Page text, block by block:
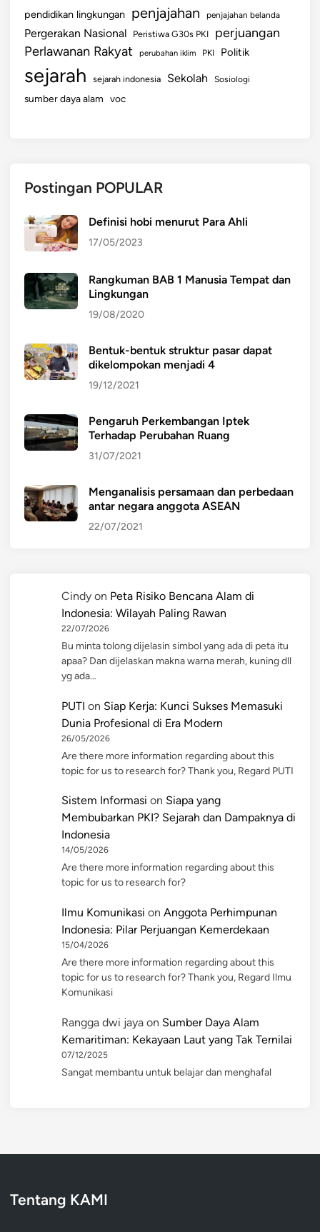
pendidikan lingkungan penjajahan penjajahan belanda
Pergerakan Nasional Peristiwa G30s PKI perjuangan
Perlawanan Rakyat perubahan iklim PKI Politik
sejarah sejarah indonesia Sekolah Sosiologi
sumber daya alam voc
Postingan POPULAR
Definisi hobi menurut Para Ahli
17/05/2023
Rangkuman BAB 1 Manusia Tempat dan
Lingkungan
19/08/2020
Bentuk-bentuk struktur pasar dapat
dikelompokan menjadi 4
19/12/2021
Pengaruh Perkembangan Iptek
Terhadap Perubahan Ruang
31/07/2021
Menganalisis persamaan dan perbedaan
antar negara anggota ASEAN
22/07/2021
Cindy on Peta Risiko Bencana Alam di
Indonesia: Wilayah Paling Rawan
22/07/2026
Bu minta tolong dijelasin simbol yang ada di peta itu
apaa? Dan dijelaskan makna warna merah, kuning dll
yg ada…
PUTI on Siap Kerja: Kunci Sukses Memasuki
Dunia Profesional di Era Modern
26/05/2026
Are there more information regarding about this
topic for us to research for? Thank you, Regard PUTI
Sistem Informasi on Siapa yang
Membubarkan PKI? Sejarah dan Dampaknya di
Indonesia
14/05/2026
Are there more information regarding about this
topic for us to research for?
Ilmu Komunikasi on Anggota Perhimpunan
Indonesia: Pilar Perjuangan Kemerdekaan
15/04/2026
Are there more information regarding about this
topic for us to research for? Thank you, Regard Ilmu
Komunikasi
Rangga dwi jaya on Sumber Daya Alam
Kemaritiman: Kekayaan Laut yang Tak Ternilai
07/12/2025
Sangat membantu untuk belajar dan menghafal
Tentang KAMI